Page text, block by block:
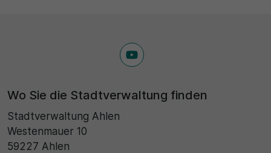
Wo Sie die Stadtverwaltung finden
Stadtverwaltung Ahlen
Westenmauer 10
59227 Ahlen